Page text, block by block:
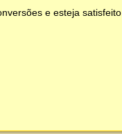
e esteja satisfeito